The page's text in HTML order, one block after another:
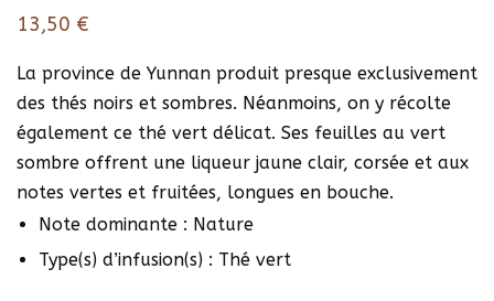
13,50 €
La province de Yunnan produit presque exclusivement
des thés noirs et sombres. Néanmoins, on y récolte
également ce thé vert délicat. Ses feuilles au vert
sombre offrent une liqueur jaune clair, corsée et aux
notes vertes et fruitées, longues en bouche.
Note dominante : Nature
Type(s) d’infusion(s) : Thé vert